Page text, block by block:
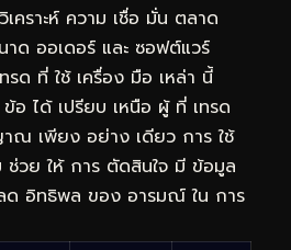
คราะห์ ความ เชื่อ มั่น ตลาด
ด ออเดอร์ และ ซอฟต์แวร์
รด ที่ ใช้ เครื่อง มือ เหล่า นี้
อ ได้ เปรียบ เหนือ ผู้ ที่ เทรด
เพียง อย่าง เดียว การ ใช้
ช่วย ให้ การ ตัดสินใจ มี ข้อมูล
ด อิทธิพล ของ อารมณ์ ใน การ